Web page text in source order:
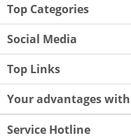
Top Categories
Social Media
Top Links
Your advantages
Service Hotline